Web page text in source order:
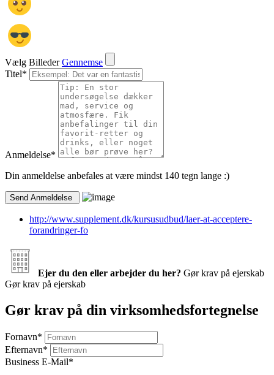
Vælg Billeder Gennemse
Titel*
Anmeldelse*
Din anmeldelse anbefales at være mindst 140 tegn lange :)
http://www.supplement.dk/kursusudbud/laer-at-acceptere-
forandringer-fo
Ejer du den eller arbejder du her? Gør krav på ejerskab
Gør krav på ejerskab
Gør krav på din virksomhedsfortegnelse
Fornavn*
Efternavn*
Business E-Mail*